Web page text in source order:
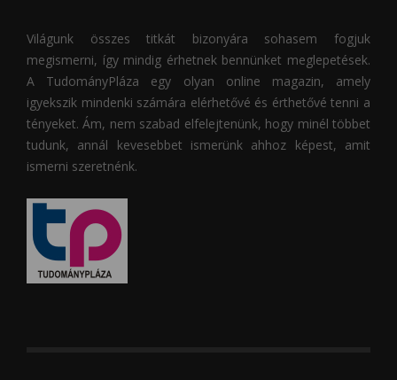
Világunk összes titkát bizonyára sohasem fogjuk
megismerni, így mindig érhetnek bennünket meglepetések.
A TudományPláza egy olyan online magazin, amely
igyekszik mindenki számára elérhetővé és érthetővé tenni a
tényeket. Ám, nem szabad elfelejtenünk, hogy minél többet
tudunk, annál kevesebbet ismerünk ahhoz képest, amit
ismerni szeretnénk.